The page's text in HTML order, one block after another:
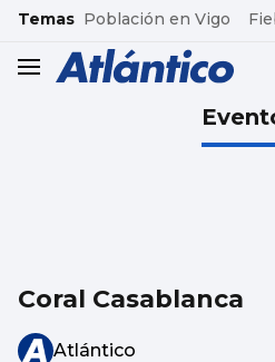
common.go-to-content
Temas Población en Vigo
header.menu.open
Coral Casablanca
Atlántico